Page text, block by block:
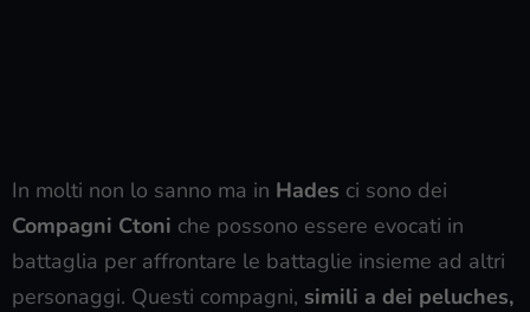
In molti non lo sanno ma in Hades ci sono dei
Compagni Ctoni che possono essere evocati in
battaglia per affrontare le battaglie insieme ad altri
personaggi. Questi compagni, simili a dei peluches,